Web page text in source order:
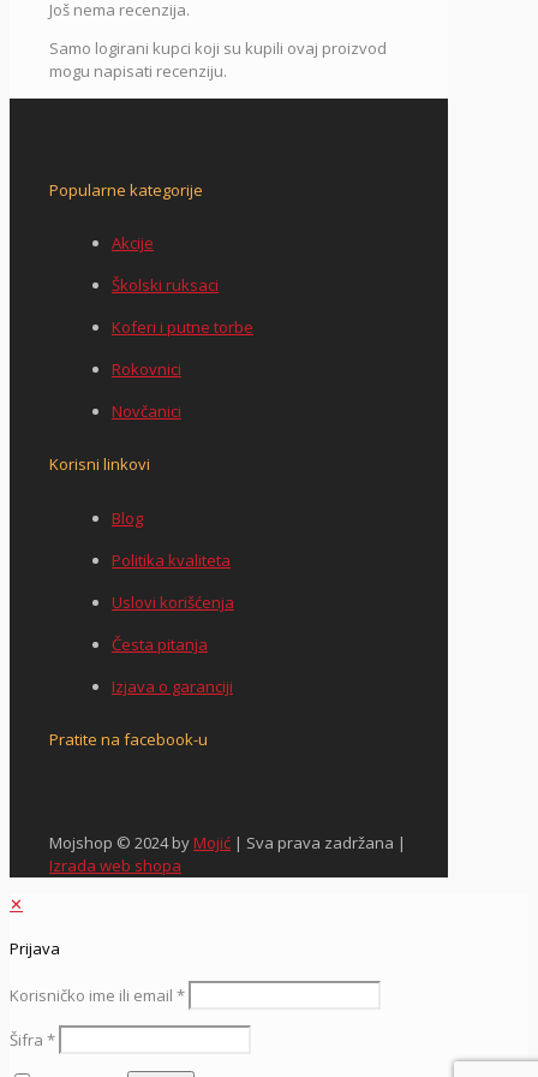
Još nema recenzija.
Samo logirani kupci koji su kupili ovaj proizvod
mogu napisati recenziju.
Popularne kategorije
Akcije
Školski ruksaci
Koferi i putne torbe
Rokovnici
Novčanici
Korisni linkovi
Blog
Politika kvaliteta
Uslovi korišćenja
Česta pitanja
Izjava o garanciji
Pratite na facebook-u
Mojshop © 2024 byMojić | Sva prava zadržana |
Izrada web shopa
✕
Prijava
Korisničko ime ili email *
Šifra *